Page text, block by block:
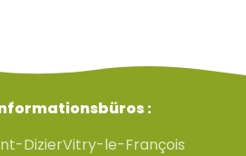
:
DizierVitry-le-François